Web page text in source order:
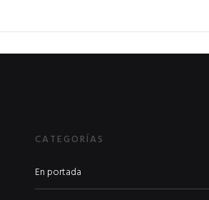
CATEGORÍAS
En portada